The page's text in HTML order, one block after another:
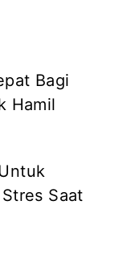
Bagi
Hamil
Saat